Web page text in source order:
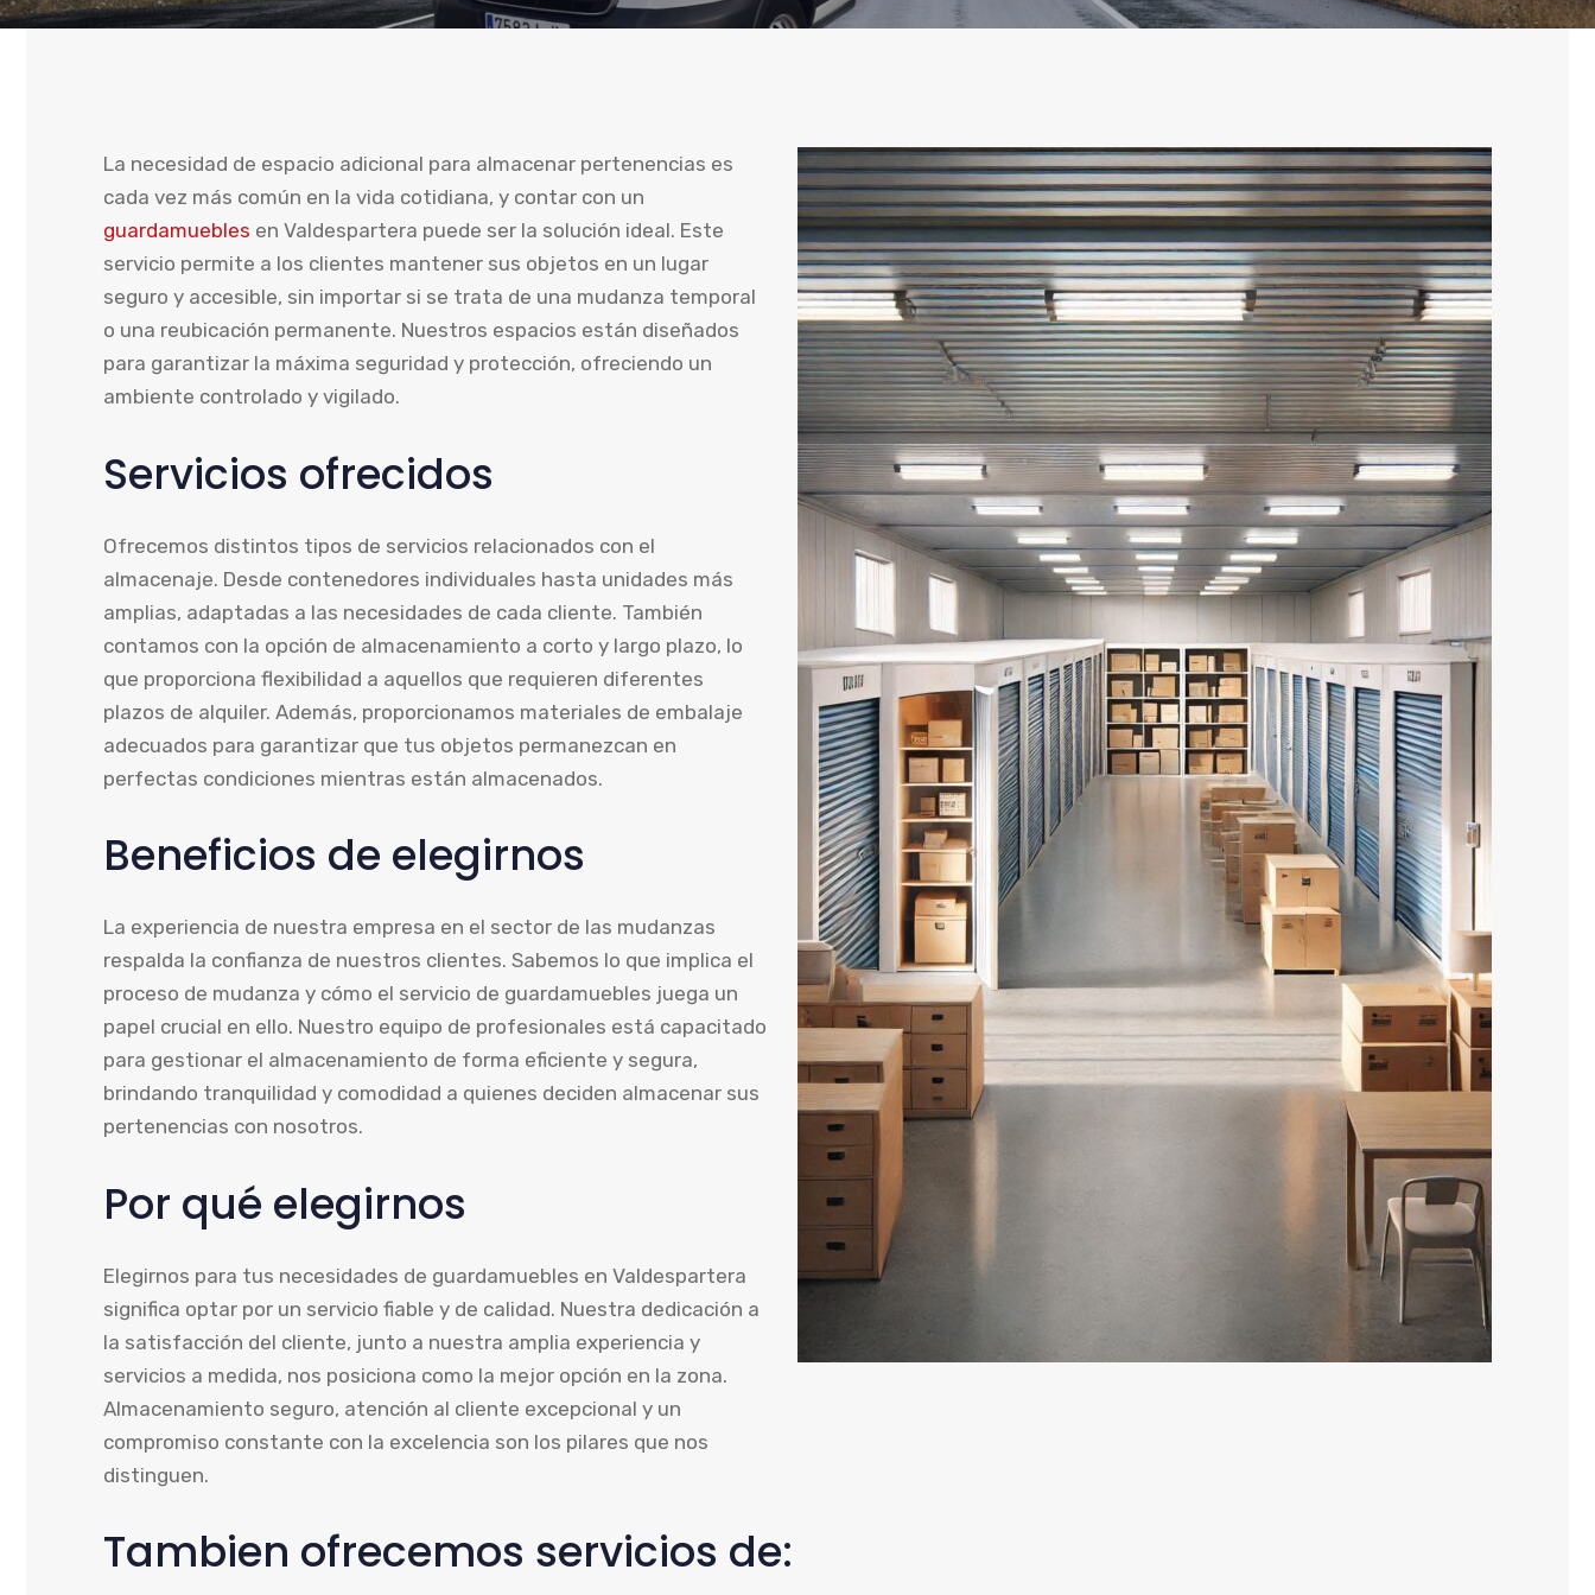
La necesidad de espacio adicional para almacenar pertenencias es
cada vez más común en la vida cotidiana, y contar con un
guardamuebles en Valdespartera puede ser la solución ideal. Este
servicio permite a los clientes mantener sus objetos en un lugar
seguro y accesible, sin importar si se trata de una mudanza temporal
o una reubicación permanente. Nuestros espacios están diseñados
para garantizar la máxima seguridad y protección, ofreciendo un
ambiente controlado y vigilado.
Servicios ofrecidos
Ofrecemos distintos tipos de servicios relacionados con el
almacenaje. Desde contenedores individuales hasta unidades más
amplias, adaptadas a las necesidades de cada cliente. También
contamos con la opción de almacenamiento a corto y largo plazo, lo
que proporciona flexibilidad a aquellos que requieren diferentes
plazos de alquiler. Además, proporcionamos materiales de embalaje
adecuados para garantizar que tus objetos permanezcan en
perfectas condiciones mientras están almacenados.
Beneficios de elegirnos
La experiencia de nuestra empresa en el sector de las mudanzas
respalda la confianza de nuestros clientes. Sabemos lo que implica el
proceso de mudanza y cómo el servicio de guardamuebles juega un
papel crucial en ello. Nuestro equipo de profesionales está capacitado
para gestionar el almacenamiento de forma eficiente y segura,
brindando tranquilidad y comodidad a quienes deciden almacenar sus
pertenencias con nosotros.
Por qué elegirnos
Elegirnos para tus necesidades de guardamuebles en Valdespartera
significa optar por un servicio fiable y de calidad. Nuestra dedicación a
la satisfacción del cliente, junto a nuestra amplia experiencia y
servicios a medida, nos posiciona como la mejor opción en la zona.
Almacenamiento seguro, atención al cliente excepcional y un
compromiso constante con la excelencia son los pilares que nos
distinguen.
Tambien ofrecemos servicios de: